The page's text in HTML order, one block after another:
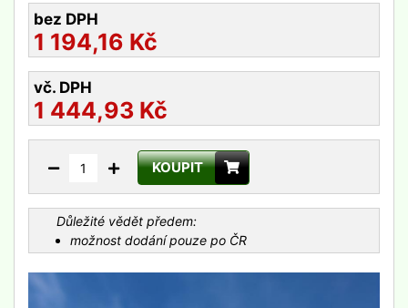
bez DPH
1 194,16 Kč
vč. DPH
1 444,93 Kč
KOUPIT
Důležité vědět předem:
možnost dodání pouze po ČR